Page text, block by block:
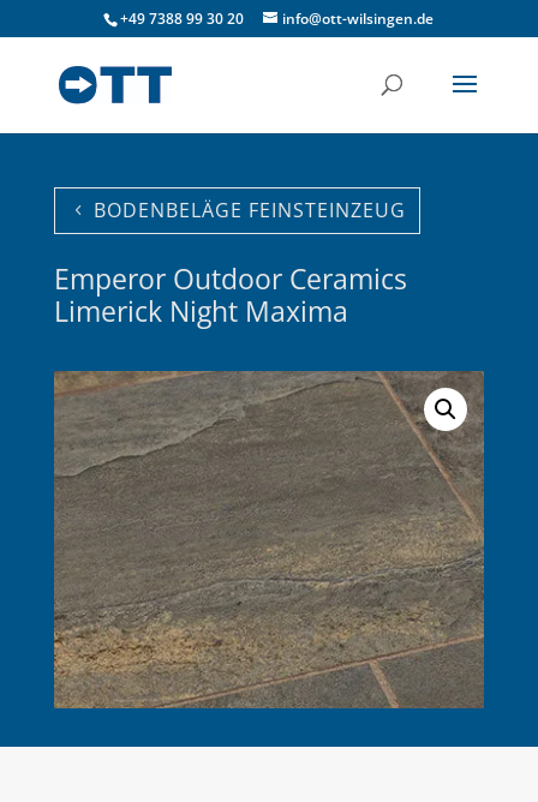
+49 7388 99 30 20 info@ott-wilsingen.de
BODENBELÄGE FEINSTEINZEUG
Emperor Outdoor Ceramics
Limerick Night Maxima